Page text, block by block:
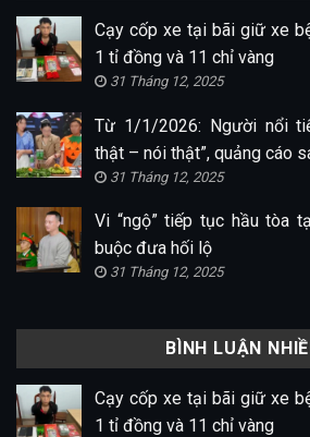
Cạy cốp xe tại bãi giữ xe
1 tỉ đồng và 11 chỉ vàng
31 Tháng 12, 2025
Từ 1/1/2026: Người nổi
thật – nói thật”, quảng cáo
31 Tháng 12, 2025
Vi “ngộ” tiếp tục hầu tòa
buộc đưa hối lộ
31 Tháng 12, 2025
BÌNH LUẬN
Cạy cốp xe tại bãi giữ xe
1 tỉ đồng và 11 chỉ vàng